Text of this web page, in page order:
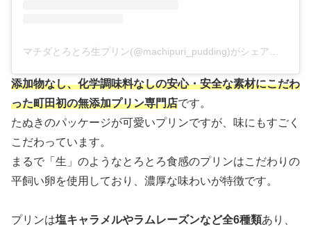
添加物なし、化学調味料なしの安心・安全な素材にこだわ
った町田初の無添加プリン専門店です。
たぬきのパッケージが可愛いプリンですが、味にもすごく
こだわっています。
まるで「生」のようなとろとろ食感のプリンはこだわりの
平飼い卵を使用しており、濃厚な味わいが特徴です。
プリンは塩キャラメルやラムレーズンなど全6種類あり、